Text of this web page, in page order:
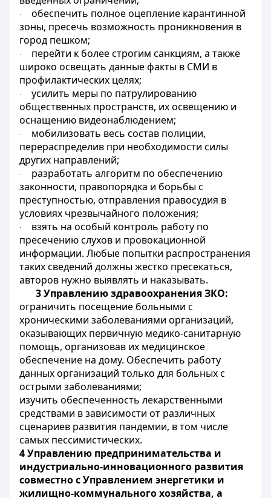
·
обеспечить полное оцепление карантинной
зоны, пресечь возможность проникновения в
город пешком;
·
перейти к более строгим санкциям, а также
широко освещать данные факты в СМИ в
профилактических целях;
·
усилить меры по патрулированию
общественных пространств, их освещению и
оснащению видеонаблюдением;
·
мобилизовать весь состав полиции,
перераспределив при необходимости силы
других направлений;
·
разработать алгоритм по обеспечению
законности, правопорядка и борьбы с
преступностью, отправления правосудия в
условиях чрезвычайного положения;
·
взять на особый контроль работу по
пресечению слухов и провокационной
информации. Любые попытки распространения
таких сведений должны жестко пресекаться,
авторов нужно выявлять и наказывать.
3 Управлению здравоохранения ЗКО:
ограничить посещение больными с
хроническими заболеваниями организаций,
оказывающих первичную медико-санитарную
помощь, организовав их медицинское
обеспечение на дому. Обеспечить работу
данных организаций только для больных с
острыми заболеваниями;
изучить обеспеченность лекарственными
средствами в зависимости от различных
сценариев развития пандемии, в том числе
самых пессимистических.
4 Управлению предпринимательства и
индустриально-инновационного развития
совместно с Управлением энергетики и
жилищно-коммунального хозяйства, а